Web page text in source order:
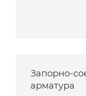
Запорно-
арматура